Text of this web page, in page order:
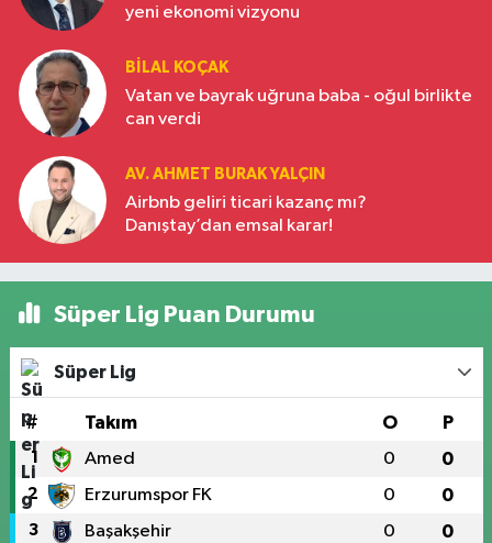
yeni ekonomi vizyonu
BILAL KOÇAK
Vatan ve bayrak uğruna baba - oğul birlikte
can verdi
AV. AHMET BURAK YALÇIN
Airbnb geliri ticari kazanç mı?
Danıştay’dan emsal karar!
Süper Lig Puan Durumu
Süper Lig
# Takım O P
1 Amed 0 0
2 Erzurumspor FK 0 0
3 Başakşehir 0 0